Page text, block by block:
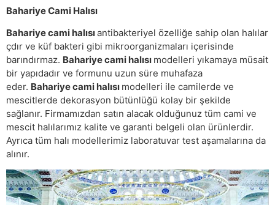
Bahariye Cami Halısı
Bahariye cami halısıantibakteriyel özelliğe sahip olan halılar
çdır ve küf bakteri gibi mikroorganizmaları içerisinde
barındırmaz. Bahariye cami halısı modelleri yıkamaya müsait
bir yapıdadır ve formunu uzun süre muhafaza
eder. Bahariye cami halısı modelleri ile camilerde ve
mescitlerde dekorasyon bütünlüğü kolay bir şekilde
sağlanır. Firmamızdan satın alacak olduğunuz tüm cami ve
mescit halılarımız kalite ve garanti belgeli olan ürünlerdir.
Ayrıca tüm halı modellerimiz laboratuvar test aşamalarına da
alınır.